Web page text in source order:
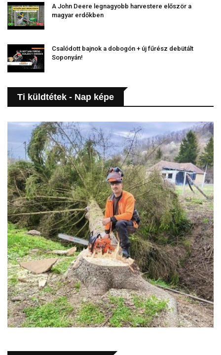
A John Deere legnagyobb harvestere először a
magyar erdőkben
Csalódott bajnok a dobogón + új fűrész debütált
Soponyán!
Ti küldtétek - Nap képe